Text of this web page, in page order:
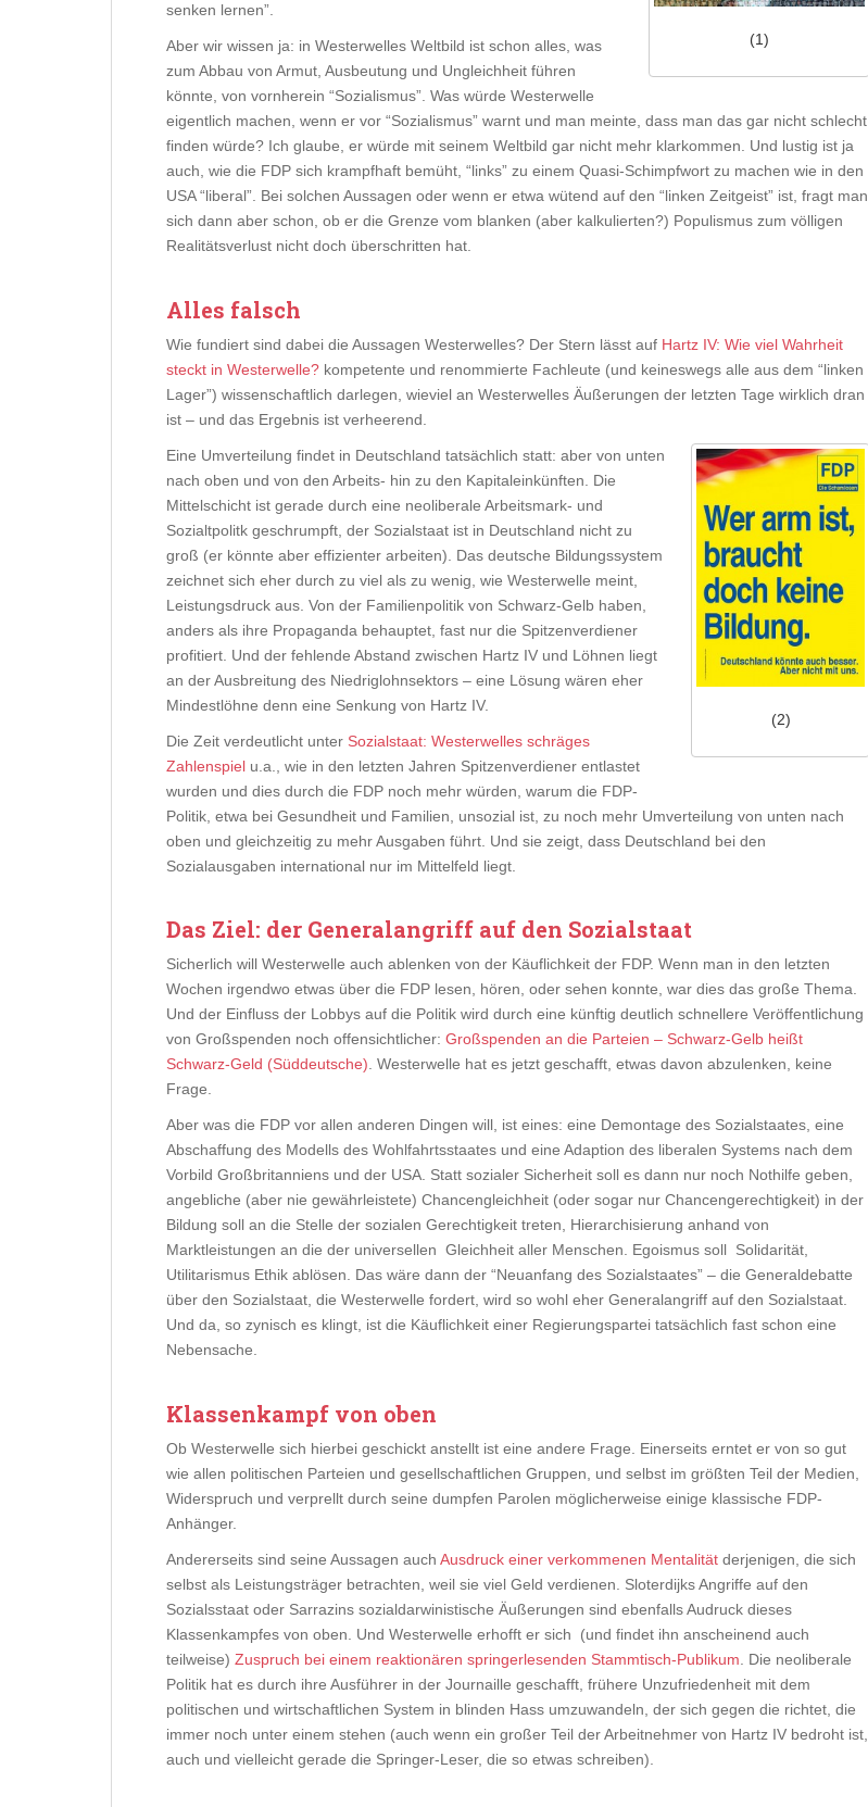
(1)
senken lernen”.
Aber wir wissen ja: in Westerwelles Weltbild ist schon alles, was
zum Abbau von Armut, Ausbeutung und Ungleichheit führen
könnte, von vornherein “Sozialismus”. Was würde Westerwelle
eigentlich machen, wenn er vor “Sozialismus” warnt und man meinte, dass man das gar nicht schlecht
finden würde? Ich glaube, er würde mit seinem Weltbild gar nicht mehr klarkommen. Und lustig ist ja
auch, wie die FDP sich krampfhaft bemüht, “links” zu einem Quasi-Schimpfwort zu machen wie in den
USA “liberal”. Bei solchen Aussagen oder wenn er etwa wütend auf den “linken Zeitgeist” ist, fragt man
sich dann aber schon, ob er die Grenze vom blanken (aber kalkulierten?) Populismus zum völligen
Realitätsverlust nicht doch überschritten hat.
Alles falsch
Wie fundiert sind dabei die Aussagen Westerwelles? Der Stern lässt auf Hartz IV: Wie viel Wahrheit
steckt in Westerwelle? kompetente und renommierte Fachleute (und keineswegs alle aus dem “linken
Lager”) wissenschaftlich darlegen, wieviel an Westerwelles Äußerungen der letzten Tage wirklich dran
ist – und das Ergebnis ist verheerend.
(2)
Eine Umverteilung findet in Deutschland tatsächlich statt: aber von unten
nach oben und von den Arbeits- hin zu den Kapitaleinkünften. Die
Mittelschicht ist gerade durch eine neoliberale Arbeitsmark- und
Sozialtpolitk geschrumpft, der Sozialstaat ist in Deutschland nicht zu
groß (er könnte aber effizienter arbeiten). Das deutsche Bildungssystem
zeichnet sich eher durch zu viel als zu wenig, wie Westerwelle meint,
Leistungsdruck aus. Von der Familienpolitik von Schwarz-Gelb haben,
anders als ihre Propaganda behauptet, fast nur die Spitzenverdiener
profitiert. Und der fehlende Abstand zwischen Hartz IV und Löhnen liegt
an der Ausbreitung des Niedriglohnsektors – eine Lösung wären eher
Mindestlöhne denn eine Senkung von Hartz IV.
Die Zeit verdeutlicht unter Sozialstaat: Westerwelles schräges
Zahlenspiel u.a., wie in den letzten Jahren Spitzenverdiener entlastet
wurden und dies durch die FDP noch mehr würden, warum die FDP-
Politik, etwa bei Gesundheit und Familien, unsozial ist, zu noch mehr Umverteilung von unten nach
oben und gleichzeitig zu mehr Ausgaben führt. Und sie zeigt, dass Deutschland bei den
Sozialausgaben international nur im Mittelfeld liegt.
Das Ziel: der Generalangriff auf den Sozialstaat
Sicherlich will Westerwelle auch ablenken von der Käuflichkeit der FDP. Wenn man in den letzten
Wochen irgendwo etwas über die FDP lesen, hören, oder sehen konnte, war dies das große Thema.
Und der Einfluss der Lobbys auf die Politik wird durch eine künftig deutlich schnellere Veröffentlichung
von Großspenden noch offensichtlicher: Großspenden an die Parteien – Schwarz-Gelb heißt
Schwarz-Geld (Süddeutsche) . Westerwelle hat es jetzt geschafft, etwas davon abzulenken, keine
Frage.
Aber was die FDP vor allen anderen Dingen will, ist eines: eine Demontage des Sozialstaates, eine
Abschaffung des Modells des Wohlfahrtsstaates und eine Adaption des liberalen Systems nach dem
Vorbild Großbritanniens und der USA. Statt sozialer Sicherheit soll es dann nur noch Nothilfe geben,
angebliche (aber nie gewährleistete) Chancengleichheit (oder sogar nur Chancengerechtigkeit) in der
Bildung soll an die Stelle der sozialen Gerechtigkeit treten, Hierarchisierung anhand von
Marktleistungen an die der universellen Gleichheit aller Menschen. Egoismus soll Solidarität,
Utilitarismus Ethik ablösen. Das wäre dann der “Neuanfang des Sozialstaates” – die Generaldebatte
über den Sozialstaat, die Westerwelle fordert, wird so wohl eher Generalangriff auf den Sozialstaat.
Und da, so zynisch es klingt, ist die Käuflichkeit einer Regierungspartei tatsächlich fast schon eine
Nebensache.
Klassenkampf von oben
Ob Westerwelle sich hierbei geschickt anstellt ist eine andere Frage. Einerseits erntet er von so gut
wie allen politischen Parteien und gesellschaftlichen Gruppen, und selbst im größten Teil der Medien,
Widerspruch und verprellt durch seine dumpfen Parolen möglicherweise einige klassische FDP-
Anhänger.
Andererseits sind seine Aussagen auch Ausdruck einer verkommenen Mentalität derjenigen, die sich
selbst als Leistungsträger betrachten, weil sie viel Geld verdienen. Sloterdijks Angriffe auf den
Sozialsstaat oder Sarrazins sozialdarwinistische Äußerungen sind ebenfalls Audruck dieses
Klassenkampfes von oben. Und Westerwelle erhofft er sich (und findet ihn anscheinend auch
teilweise) Zuspruch bei einem reaktionären springerlesenden Stammtisch-Publikum . Die neoliberale
Politik hat es durch ihre Ausführer in der Journaille geschafft, frühere Unzufriedenheit mit dem
politischen und wirtschaftlichen System in blinden Hass umzuwandeln, der sich gegen die richtet, die
immer noch unter einem stehen (auch wenn ein großer Teil der Arbeitnehmer von Hartz IV bedroht ist,
auch und vielleicht gerade die Springer-Leser, die so etwas schreiben).